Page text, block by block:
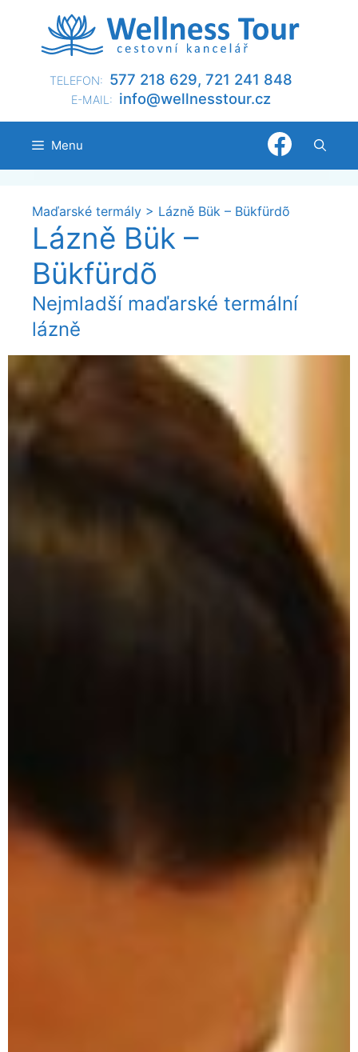
TELEFON: 577 218 629, 721 241 848
E-MAIL: zc.ru
otsse
nllew
@ofni
Menu
Maďarské termály > Lázně Bük – Bükfürdõ
Lázně Bük –
Bükfürdõ
Nejmladší maďarské termální
lázně